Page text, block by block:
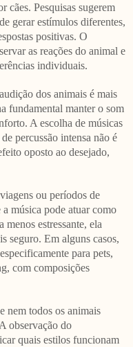
cães. Pesquisas sugerem
gerar estímulos diferentes,
positivas. O
as reações do animal e
individuais.
dos animais é mais
fundamental manter o som
A escolha de músicas
percussão intensa não é
oposto ao desejado,
ou períodos de
música pode atuar como
estressante, ela
seguro. Em alguns casos,
para pets,
com composições
nem todos os animais
observação do
quais estilos funcionam